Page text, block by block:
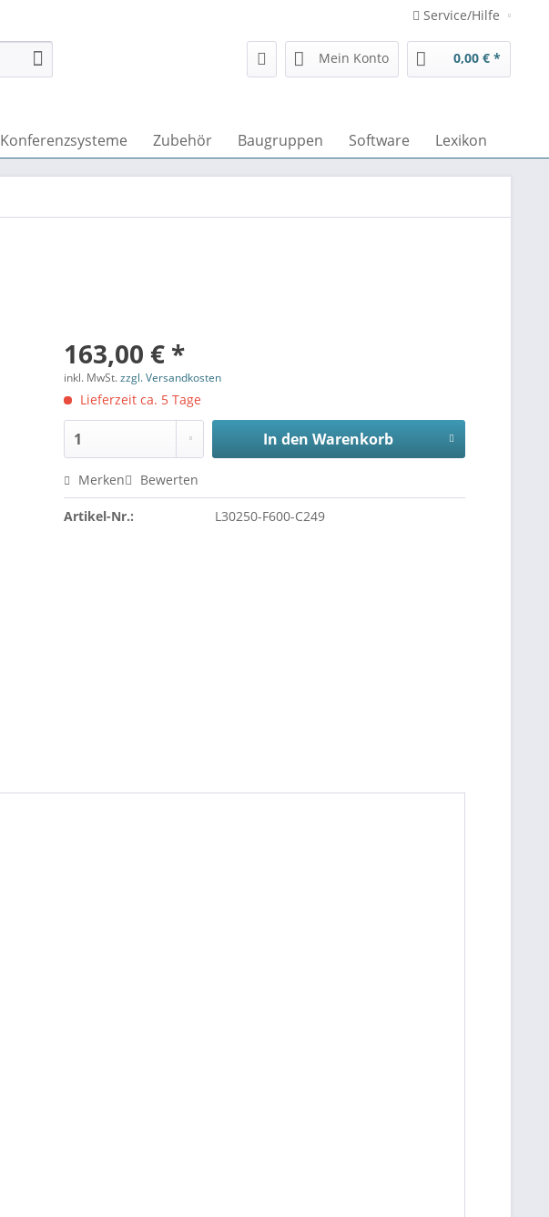
Service/Hilfe
Mein Konto 0,00 € *
Konferenzsysteme Zubehör Baugruppen Software Lexikon
163,00 € *
inkl. MwSt.zzgl. Versandkosten
Lieferzeit ca. 5 Tage
In den Warenkorb
Merken Bewerten
Artikel-Nr.: L30250-F600-C249